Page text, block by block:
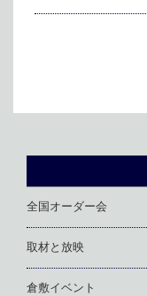
全国オーダー会
取材と放映
倉敷イベント